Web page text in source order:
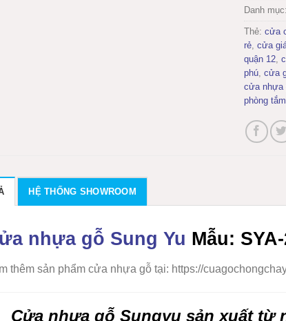
Danh
Thẻ:cửa
rẻ,cửa
quận 12,
phú,cửa
cửa nhựa
phòng tắm
HỆ THỐNG SHOWROOM
nhựa gỗ Sung Yu Mẫu:
thêm sản phẩm cửa nhựa gỗ tại: https://
Cửa nhựa gỗ Sungyu sản xuất từ